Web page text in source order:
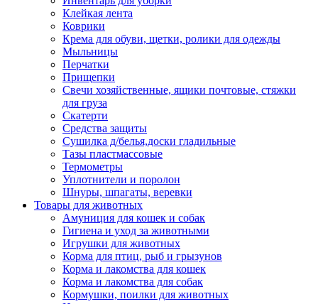
Клейкая лента
Коврики
Крема для обуви, щетки, ролики для одежды
Мыльницы
Перчатки
Прищепки
Свечи хозяйственные, ящики почтовые, стяжки
для груза
Скатерти
Средства защиты
Сушилка д/белья,доски гладильные
Тазы пластмассовые
Термометры
Уплотнители и поролон
Шнуры, шпагаты, веревки
Товары для животных
Амуниция для кошек и собак
Гигиена и уход за животными
Игрушки для животных
Корма для птиц, рыб и грызунов
Корма и лакомства для кошек
Корма и лакомства для собак
Кормушки, поилки для животных